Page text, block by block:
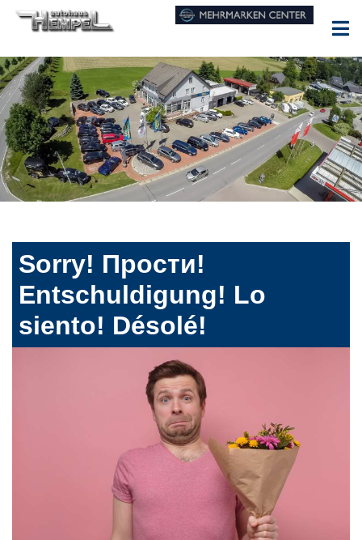
Sorry! Прости!
Entschuldigung! Lo
siento! Désolé!